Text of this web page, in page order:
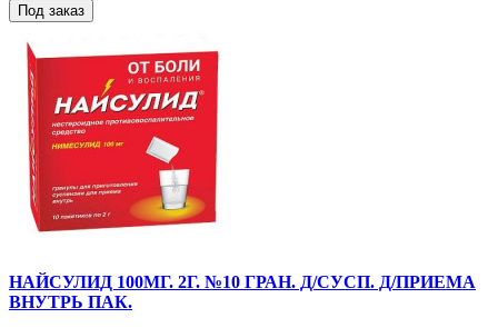
Под заказ
НАЙСУЛИД 100МГ. 2Г. №10 ГРАН. Д/СУСП. Д/ПРИЕМА
ВНУТРЬ ПАК.